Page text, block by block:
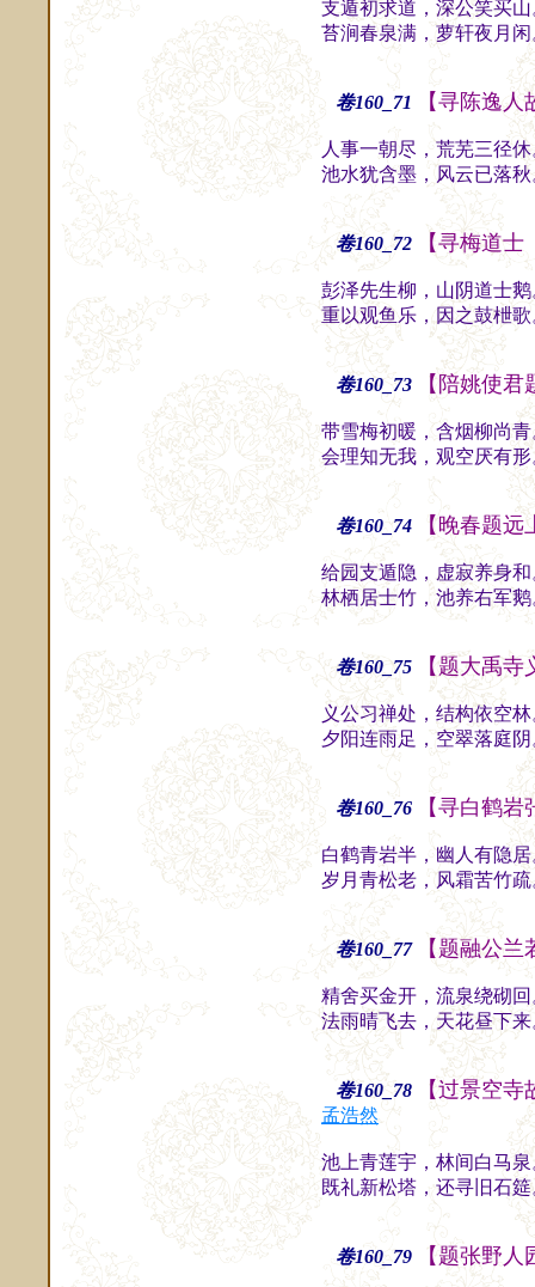
支遁初求道，深公笑买
苔涧春泉满，萝轩夜月
卷160_71 【寻陈逸人
人事一朝尽，荒芜三径
池水犹含墨，风云已落
卷160_72 【寻梅道
彭泽先生柳，山阴道士
重以观鱼乐，因之鼓枻
卷160_73 【陪姚使
带雪梅初暖，含烟柳尚
会理知无我，观空厌有
卷160_74 【晚春题
给园支遁隐，虚寂养身
林栖居士竹，池养右军
卷160_75 【题大禹
义公习禅处，结构依空
夕阳连雨足，空翠落庭
卷160_76 【寻白鹤
白鹤青岩半，幽人有隐
岁月青松老，风霜苦竹
卷160_77 【题融公
精舍买金开，流泉绕砌
法雨晴飞去，天花昼下
卷160_78 【过景空
孟浩然
池上青莲宇，林间白马
既礼新松塔，还寻旧石
卷160_79 【题张野人